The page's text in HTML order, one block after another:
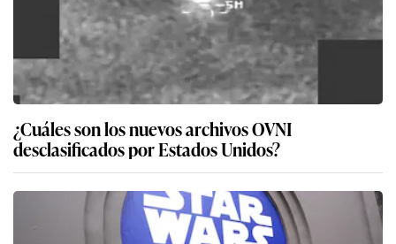
¿Cuáles son los nuevos archivos OVNI
desclasificados por Estados Unidos?